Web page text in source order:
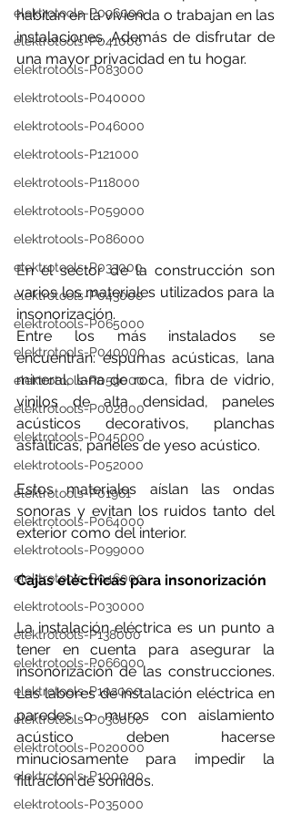
elektrotools-P096000
elektrotools-P041000
elektrotools-P083000
elektrotools-P040000
elektrotools-P046000
elektrotools-P121000
elektrotools-P118000
elektrotools-P059000
elektrotools-P086000
elektrotools-P033000
elektrotools-P043000
elektrotools-P065000
elektrotools-P040000
elektrotools-P059000
elektrotools-P002000
elektrotools-P045000
elektrotools-P052000
elektrotools-P01961
elektrotools-P064000
elektrotools-P099000
elektrotools-P046000
elektrotools-P030000
elektrotools-P138000
elektrotools-P066000
elektrotools-P102000
elektrotools-P036000
elektrotools-P020000
elektrotools-P100000
elektrotools-P035000
habitan en la vivienda o trabajan en las
instalaciones. Además de disfrutar de
una mayor privacidad en tu hogar.
En el sector de la construcción son
varios los materiales utilizados para la
insonorización.
Entre los más instalados se
encuentran: espumas acústicas, lana
mineral, lana de roca, fibra de vidrio,
vinilos de alta densidad, paneles
acústicos decorativos, planchas
asfálticas, paneles de yeso acústico.
Estos materiales aíslan las ondas
sonoras y evitan los ruidos tanto del
exterior como del interior.
Cajas eléctricas para insonorización
La instalación eléctrica es un punto a
tener en cuenta para asegurar la
insonorización de las construcciones.
Las labores de instalación eléctrica en
paredes o muros con aislamiento
acústico deben hacerse
minuciosamente para impedir la
filtración de sonidos.